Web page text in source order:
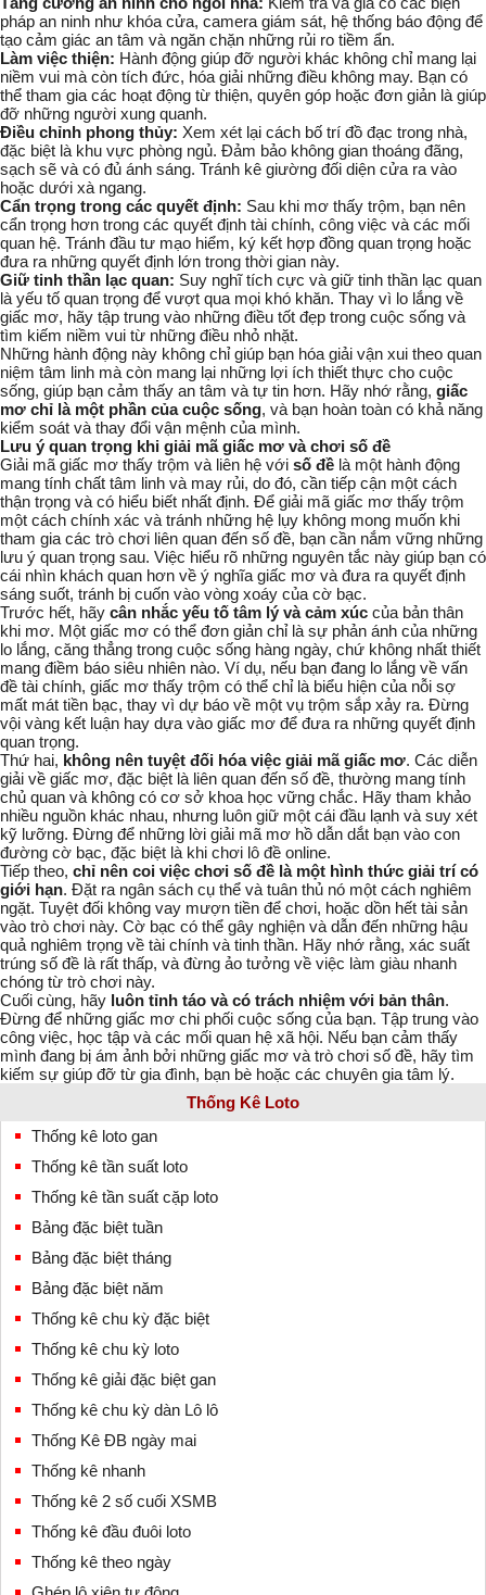
pháp an ninh như khóa cửa, camera giám sát, hệ thống báo động để
tạo cảm giác an tâm và ngăn chặn những rủi ro tiềm ẩn.
Làm việc thiện: Hành động giúp đỡ người khác không chỉ mang lại
niềm vui mà còn tích đức, hóa giải những điều không may. Bạn có
thể tham gia các hoạt động từ thiện, quyên góp hoặc đơn giản là giúp
đỡ những người xung quanh.
Điều chỉnh phong thủy: Xem xét lại cách bố trí đồ đạc trong nhà,
đặc biệt là khu vực phòng ngủ. Đảm bảo không gian thoáng đãng,
sạch sẽ và có đủ ánh sáng. Tránh kê giường đối diện cửa ra vào
hoặc dưới xà ngang.
Cẩn trọng trong các quyết định: Sau khi mơ thấy trộm, bạn nên
cẩn trọng hơn trong các quyết định tài chính, công việc và các mối
quan hệ. Tránh đầu tư mạo hiểm, ký kết hợp đồng quan trọng hoặc
đưa ra những quyết định lớn trong thời gian này.
Giữ tinh thần lạc quan: Suy nghĩ tích cực và giữ tinh thần lạc quan
là yếu tố quan trọng để vượt qua mọi khó khăn. Thay vì lo lắng về
giấc mơ, hãy tập trung vào những điều tốt đẹp trong cuộc sống và
tìm kiếm niềm vui từ những điều nhỏ nhặt.
Những hành động này không chỉ giúp bạn hóa giải vận xui theo quan
niệm tâm linh mà còn mang lại những lợi ích thiết thực cho cuộc
sống, giúp bạn cảm thấy an tâm và tự tin hơn. Hãy nhớ rằng, giấc
mơ chỉ là một phần của cuộc sống, và bạn hoàn toàn có khả năng
kiểm soát và thay đổi vận mệnh của mình.
Lưu ý quan trọng khi giải mã giấc mơ và chơi số đề
Giải mã giấc mơ thấy trộm và liên hệ với số đề là một hành động
mang tính chất tâm linh và may rủi, do đó, cần tiếp cận một cách
thận trọng và có hiểu biết nhất định. Để giải mã giấc mơ thấy trộm
một cách chính xác và tránh những hệ lụy không mong muốn khi
tham gia các trò chơi liên quan đến số đề, bạn cần nắm vững những
lưu ý quan trọng sau. Việc hiểu rõ những nguyên tắc này giúp bạn có
cái nhìn khách quan hơn về ý nghĩa giấc mơ và đưa ra quyết định
sáng suốt, tránh bị cuốn vào vòng xoáy của cờ bạc.
Trước hết, hãy cân nhắc yếu tố tâm lý và cảm xúc của bản thân
khi mơ. Một giấc mơ có thể đơn giản chỉ là sự phản ánh của những
lo lắng, căng thẳng trong cuộc sống hàng ngày, chứ không nhất thiết
mang điềm báo siêu nhiên nào. Ví dụ, nếu bạn đang lo lắng về vấn
đề tài chính, giấc mơ thấy trộm có thể chỉ là biểu hiện của nỗi sợ
mất mát tiền bạc, thay vì dự báo về một vụ trộm sắp xảy ra. Đừng
vội vàng kết luận hay dựa vào giấc mơ để đưa ra những quyết định
quan trọng.
Thứ hai, không nên tuyệt đối hóa việc giải mã giấc mơ. Các diễn
giải về giấc mơ, đặc biệt là liên quan đến số đề, thường mang tính
chủ quan và không có cơ sở khoa học vững chắc. Hãy tham khảo
nhiều nguồn khác nhau, nhưng luôn giữ một cái đầu lạnh và suy xét
kỹ lưỡng. Đừng để những lời giải mã mơ hồ dẫn dắt bạn vào con
đường cờ bạc, đặc biệt là khi chơi lô đề online.
Tiếp theo, chỉ nên coi việc chơi số đề là một hình thức giải trí có
giới hạn. Đặt ra ngân sách cụ thể và tuân thủ nó một cách nghiêm
ngặt. Tuyệt đối không vay mượn tiền để chơi, hoặc dồn hết tài sản
vào trò chơi này. Cờ bạc có thể gây nghiện và dẫn đến những hậu
quả nghiêm trọng về tài chính và tinh thần. Hãy nhớ rằng, xác suất
trúng số đề là rất thấp, và đừng ảo tưởng về việc làm giàu nhanh
chóng từ trò chơi này.
Cuối cùng, hãy luôn tỉnh táo và có trách nhiệm với bản thân.
Đừng để những giấc mơ chi phối cuộc sống của bạn. Tập trung vào
công việc, học tập và các mối quan hệ xã hội. Nếu bạn cảm thấy
mình đang bị ám ảnh bởi những giấc mơ và trò chơi số đề, hãy tìm
kiếm sự giúp đỡ từ gia đình, bạn bè hoặc các chuyên gia tâm lý.
Thống Kê Loto
Thống kê loto gan
Thống kê tần suất loto
Thống kê tần suất cặp loto
Bảng đặc biệt tuần
Bảng đặc biệt tháng
Bảng đặc biệt năm
Thống kê chu kỳ đặc biệt
Thống kê chu kỳ loto
Thống kê giải đặc biệt gan
Thống kê chu kỳ dàn Lô lô
Thống Kê ĐB ngày mai
Thống kê nhanh
Thống kê 2 số cuối XSMB
Thống kê đầu đuôi loto
Thống kê theo ngày